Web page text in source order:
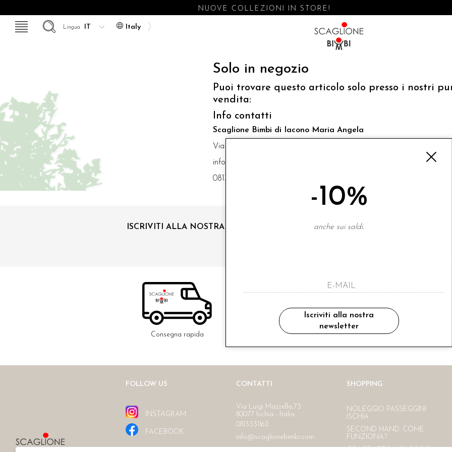
NUOVE COLLEZIONI IN STORE!
Italy
Lingua
Solo in negozio
Puoi trovare questo articolo solo presso i nostri
vendita:
Info contatti
Scaglione Bimbi di Iacono Maria Angela
Via Luigi Mazzella,73 80077 Ischia
info@scaglionebimbi.com
0813331162
ISCRIVITI ALLA NOSTRA NEWSLETTER
ho letto ed accettato le condizioni sulla
Consegna rapida Ritiro in negozio
Consegna gratuita in Italia
FOLLOW US
INSTAGRAM
FACEBOOK
CONTATTI
Via Luigi Mazzella,73
80077 Ischia - Italia
0813331162
info@scaglionebimbi.com
SHOPPING
NOLEGGIO PASSEGGINI
ISCHIA
SECOND HAND. COME
FUNZIONA?
-10%
anche sui saldi.
Iscriviti alla nostra
newsletter